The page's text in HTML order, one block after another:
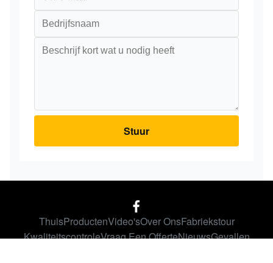
Stuur
ThuisProductenVideo'sOver OnsFabriekstour
KwaliteitscontroleVraag Een OfferteNieuwsGevallen